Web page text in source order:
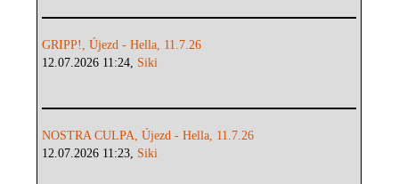
GRIPP!, Újezd - Hella, 11.7.26
12.07.2026 11:24, Siki
NOSTRA CULPA, Újezd - Hella, 11.7.26
12.07.2026 11:23, Siki